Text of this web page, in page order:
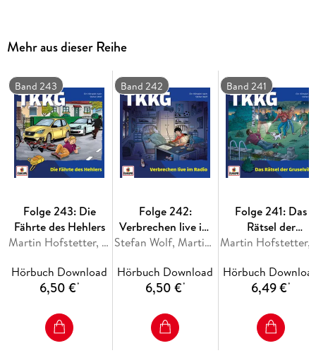
heruntergekommenen Villa zusammenhängt, ahnen TKKG
hier noch nicht. Denn die Show hat gerade erst begonnen!
Mehr aus dieser Reihe
Band 243
Folge 243: Die
Fährte des Hehlers
Martin Hofstetter, Stefan Wolf
Hörbuch Download
6,50 €*
Band 242
Folge 242:
Verbrechen live im
Radio
Stefan Wolf, Martin Hofstetter
Hörbuch Download
6,50 €*
Band 241
Folge 241: Das
Rätsel der
Gruselvilla
Hörbuch
6,49 €*